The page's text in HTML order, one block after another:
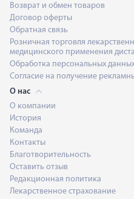
Возврат и обмен товаров
Договор оферты
Обратная связь
Розничная торговля
медицинского применения
Обработка персональных
Согласие на получение
О нас
О компании
История
Команда
Контакты
Благотворительность
Оставить отзыв
Редакционная политика
Лекарственное страхование